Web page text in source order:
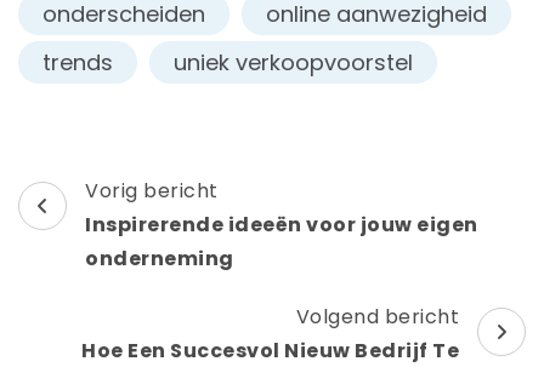
onderscheiden
online aanwezigheid
trends
uniek verkoopvoorstel
Berichtnavigatie
Vorig bericht
Inspirerende ideeën voor jouw eigen
onderneming
Volgend bericht
Hoe Een Succesvol Nieuw Bedrijf Te